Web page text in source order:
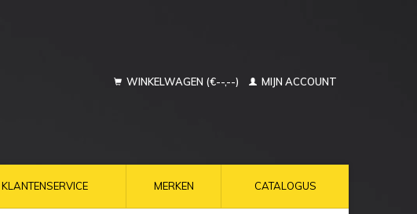
WINKELWAGEN (€--,--) MIJN ACCOUNT
KLANTENSERVICE MERKEN CATALOGUS